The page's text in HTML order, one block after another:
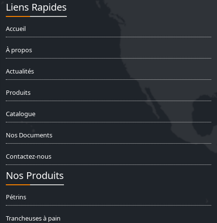
Liens Rapides
Accueil
À propos
Actualités
Produits
Catalogue
Nos Documents
Contactez-nous
Nos Produits
Pétrins
Trancheuses à pain